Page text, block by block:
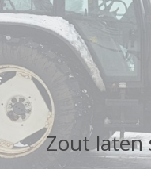
Zout laten